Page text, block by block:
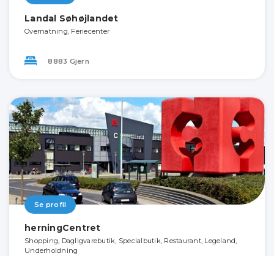
Landal Søhøjlandet
Overnatning, Feriecenter
8883 Gjern
Se profil
herningCentret
Shopping, Dagligvarebutik, Specialbutik, Restaurant, Legeland,
Underholdning